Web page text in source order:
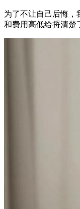
为了不让自己后悔，
和费用高低给捋清楚